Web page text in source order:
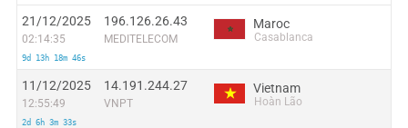
21/12/2025
02:14:35
9d 13h 18m 46s
196.126.26.43
MEDITELECOM
Maroc
Casablanca
11/12/2025
12:55:49
2d 6h 3m 33s
14.191.244.27
VNPT
Vietnam
Hoàn Lão